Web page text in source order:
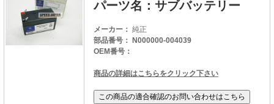
パーツ名：サブバッテリー
メーカー： 純正
部品番号： N000000-004039
OEM番号：
商品の詳細はこちらをクリック下さい